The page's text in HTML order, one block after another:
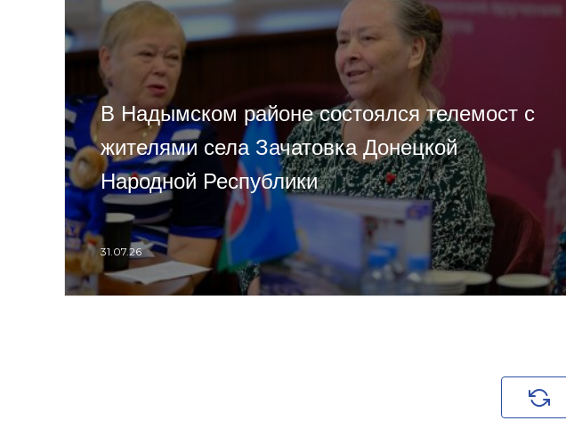
В Надымском районе состоялся телемост с
жителями села Зачатовка Донецкой
Народной Республики
31.07.26